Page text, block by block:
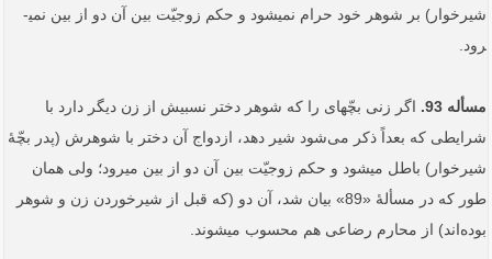
شیرخوار) بر شوهر خود حرام نمی‏شود و حکم زوجیّت بین آن دو از بین نمی­
رود.
مسأله 93.
اگر زنی بچّه‏ای را که شوهر دختر نسبیش از زن دیگر دارد با
شرایطی که بعداً‌ ذکر می‌شود شیر دهد، ازدواج آن دختر با شوهرش (پدر بچّۀ
شیرخوار) باطل می­شود و حکم زوجیّت بین آن دو از بین می­رود؛ ولی همان
طور که در مسألۀ «89» بیان شد، آن دو (که قبل از شیرخوردن زن و شوهر
بوده‌اند) از محارم رضاعی هم محسوب می­شوند.